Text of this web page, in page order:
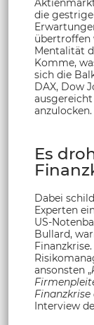
die
übertroffen
Mentalität
Komme,
sich die
DAX, Dow
anzulocken.
Es
Dabei
Experten
US-
Bullard,
ansonsten „
Interview